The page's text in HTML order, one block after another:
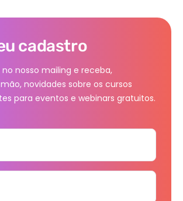
cadastro
nosso mailing e receba,
novidades sobre os cursos
para eventos e webinars gratuitos.